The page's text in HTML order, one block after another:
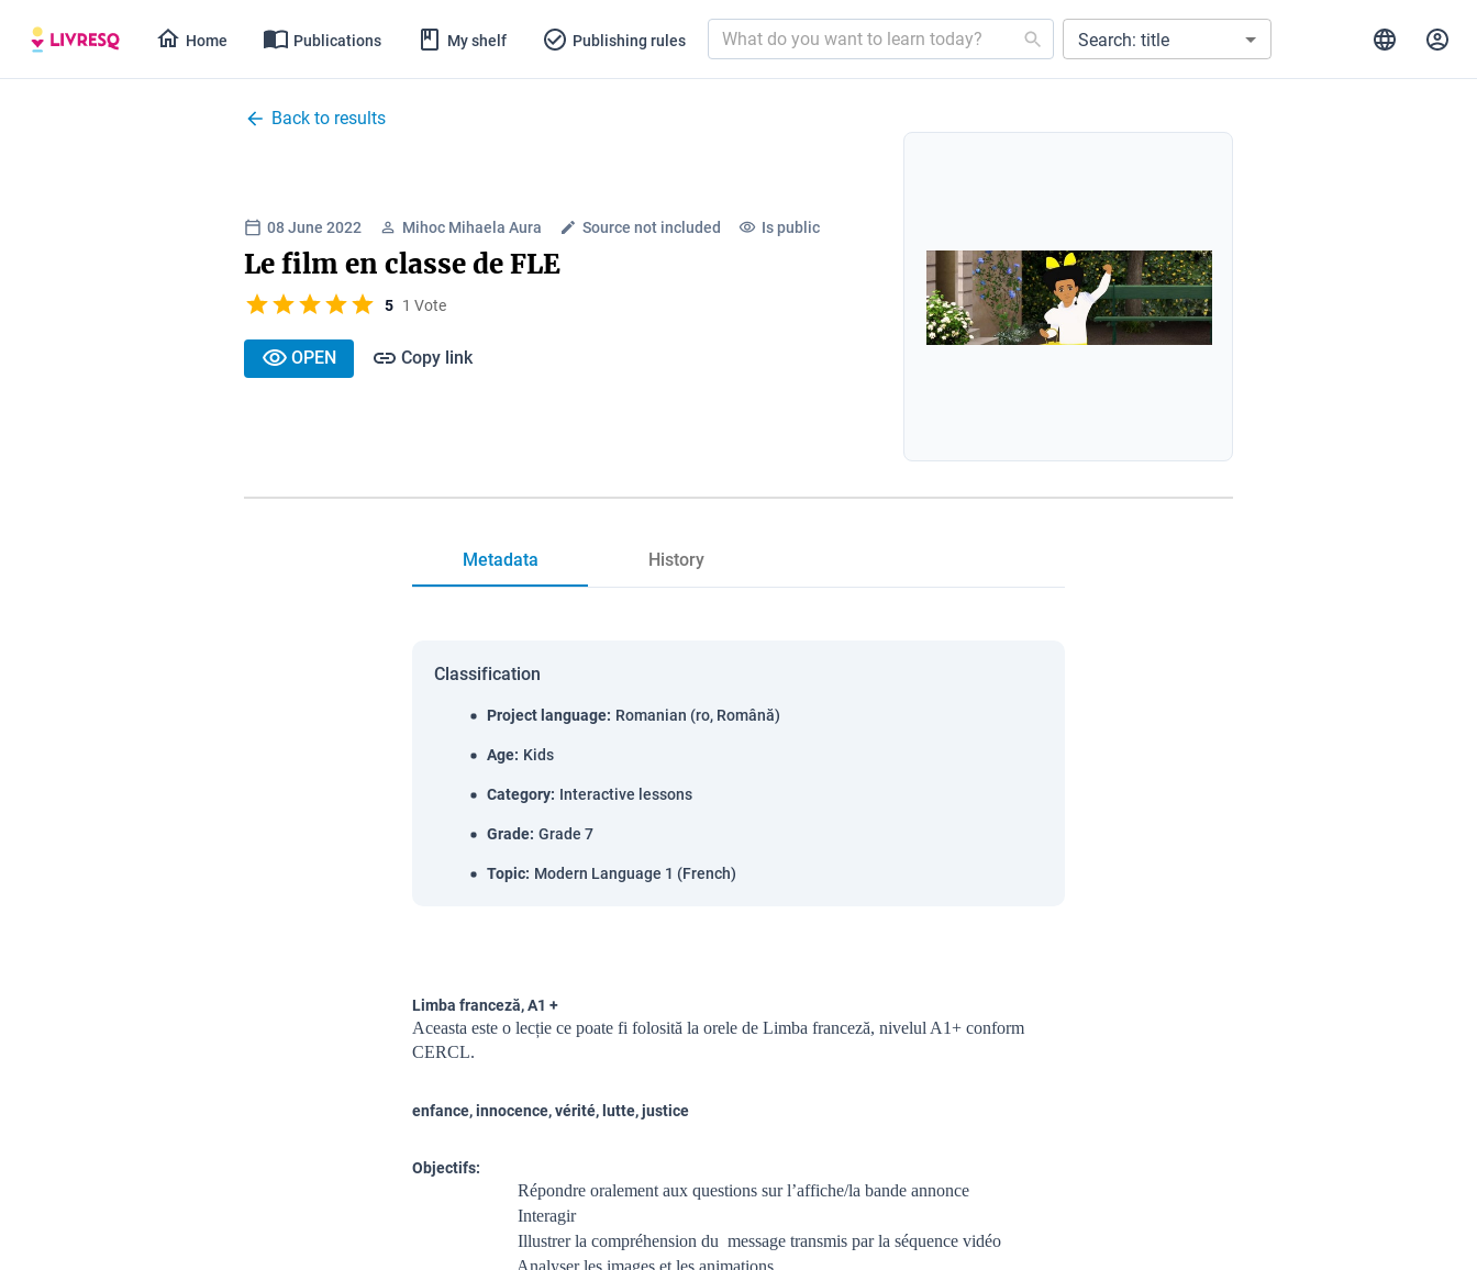
Home Publications My shelf Publishing rules Search: title
Back to results
08 June 2022 Mihoc Mihaela Aura Source not included Is public
Le film en classe de FLE
5 1 Vote
OPEN Copy link
Metadata History
Classification
Project language: Romanian (ro, Română)
Age: Kids
Category: Interactive lessons
Grade: Grade 7
Topic: Modern Language 1 (French)
Limba franceză, A1 +
Aceasta este o lecție ce poate fi folosită la orele de Limba franceză, nivelul A1+ conform
CERCL.
enfance, innocence, vérité, lutte, justice
Objectifs:
Répondre oralement aux questions sur l’affiche/la bande annonce
Interagir
Illustrer la compréhension du message transmis par la séquence vidéo
Analyser les images et les animations